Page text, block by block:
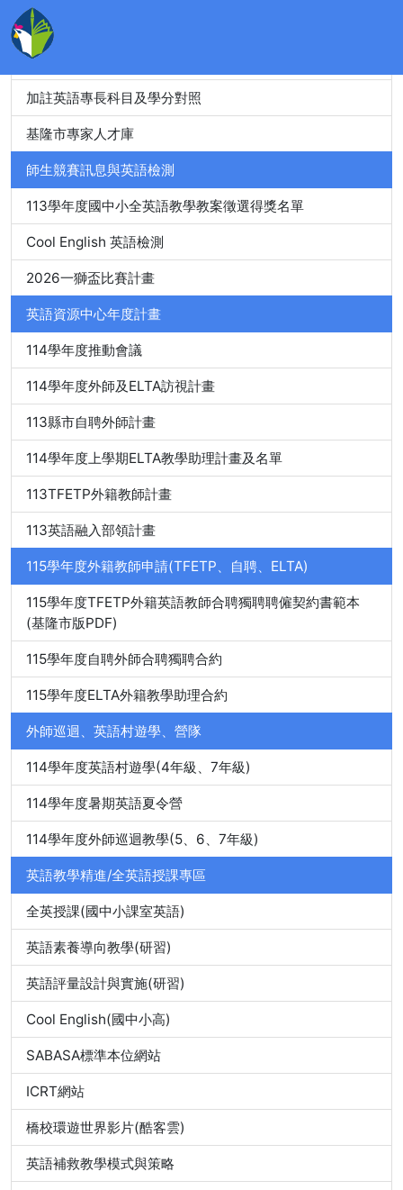
教師精進進修
教師英語檢測
加註英語專長科目及學分對照
基隆市專家人才庫
師生競賽訊息與英語檢測
113學年度國中小全英語教學教案徵選得獎名單
Cool English 英語檢測
2026一獅盃比賽計畫
英語資源中心年度計畫
114學年度推動會議
114學年度外師及ELTA訪視計畫
113縣市自聘外師計畫
114學年度上學期ELTA教學助理計畫及名單
113TFETP外籍教師計畫
113英語融入部領計畫
115學年度外籍教師申請(TFETP、自聘、ELTA)
115學年度TFETP外籍英語教師合聘獨聘聘僱契約書範本
(基隆市版PDF)
115學年度自聘外師合聘獨聘合約
115學年度ELTA外籍教學助理合約
外師巡迴、英語村遊學、營隊
114學年度英語村遊學(4年級、7年級)
114學年度暑期英語夏令營
114學年度外師巡迴教學(5、6、7年級)
英語教學精進/全英語授課專區
全英授課(國中小課室英語)
英語素養導向教學(研習)
英語評量設計與實施(研習)
Cool English(國中小高)
SABASA標準本位網站
ICRT網站
橋校環遊世界影片(酷客雲)
英語補救教學模式與策略